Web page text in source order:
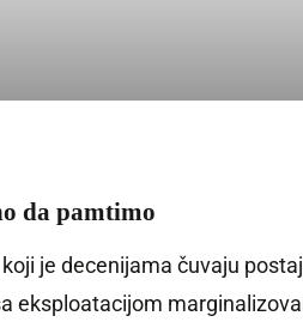
da pamtimo
je decenijama čuvaju